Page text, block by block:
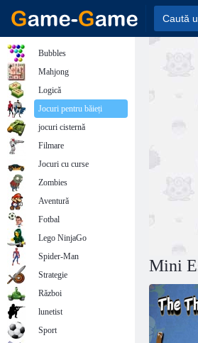
Mini
Bubbles
Mahjong
Logică
Jocuri pentru băieți
jocuri cisternă
Filmare
Jocuri cu curse
Zombies
Aventură
Fotbal
Lego NinjaGo
Spider-Man
Strategie
Război
lunetist
Sport